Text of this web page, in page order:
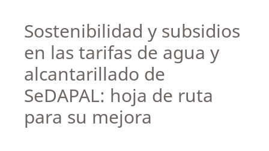
Sostenibilidad y subsidios
en las tarifas de agua y
alcantarillado de
SeDAPAL: hoja de ruta
para su mejora